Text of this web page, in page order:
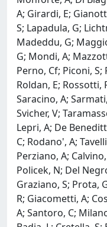
A; Girardi, E;
S; Lapadula, G;
Madeddu, G;
G; Mondi, A;
Perno, Cf; Piconi,
Roldan, E; Rossotti,
Saracino, A;
Svicher, V;
Lepri, A; De
C; Rodano', A;
Perziano, A;
Policek, N; Del
Graziano, S; Prota,
R; Giacometti, A;
A; Santoro, C;